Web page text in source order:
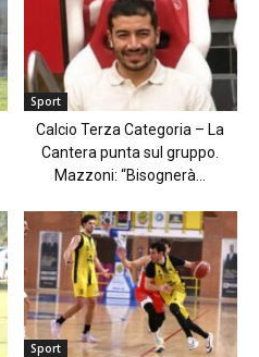
Sport
Calcio Terza Categoria – La
Cantera punta sul gruppo.
Mazzoni: “Bisognerà...
Sport